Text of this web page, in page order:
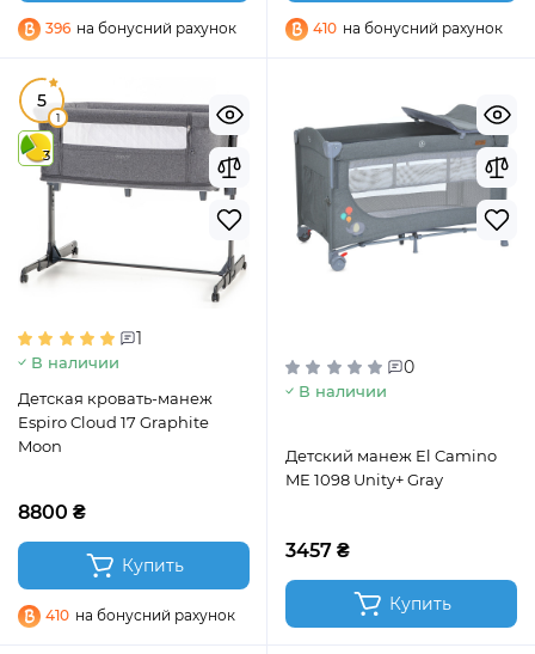
396 на бонусний рахунок 410 на бонусний рахунок
5
1
3
1
В наличии
Детская кровать-манеж
Espiro Cloud 17 Graphite
Moon
8800 ₴
Купить
410 на бонусний рахунок
0
В наличии
Детский манеж El Camino
ME 1098 Unity+ Gray
3457 ₴
Купить